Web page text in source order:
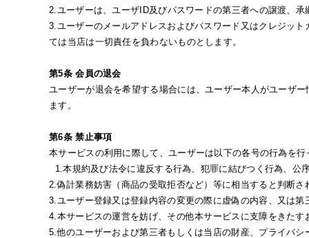
2.ユーザーは、ユーザID及びパスワードの第三者への譲渡、
3.ユーザーのメールアドレスおよびパスワード又はクレジッ
ては当店は一切責任を負わないものとします。
第5条 会員の退会
ユーザーが退会を希望する場合には、ユーザー本人がユーザ
ます。
第6条 禁止事項
本サービスの利用に際して、ユーザーは以下の各号の行為を
1.本規約及び法令に違反する行為、犯罪に結びつく行為、公
2.偽計業務妨害（商品の受取拒否など）等に相当すると判断さ
3.ユーザー登録又は登録内容の変更の際に虚偽の内容、又は第
4.本サービスの運営を妨げ、その他本サービスに支障をきたす
5.他のユーザーおよび第三者もしくは当店の財産、プライバ